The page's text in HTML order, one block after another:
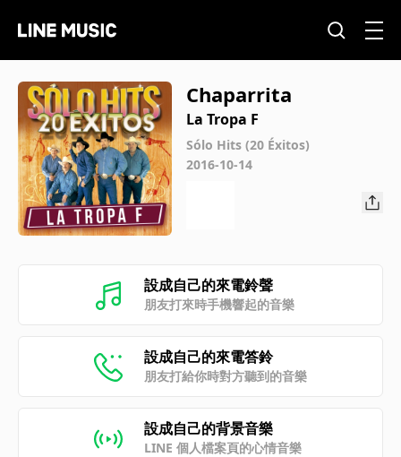
Chaparrita
La Tropa F
Sólo Hits (20 Éxitos)
2016-10-14
設成自己的來電鈴聲
朋友打來時手機響起的音樂
設成自己的來電答鈴
朋友打給你時對方聽到的音樂
設成自己的背景音樂
LINE 個人檔案頁的心情音樂